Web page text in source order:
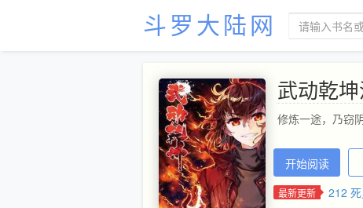
斗罗大陆网
武动乾
修炼一途，乃窃
开始阅读
最新更新 212